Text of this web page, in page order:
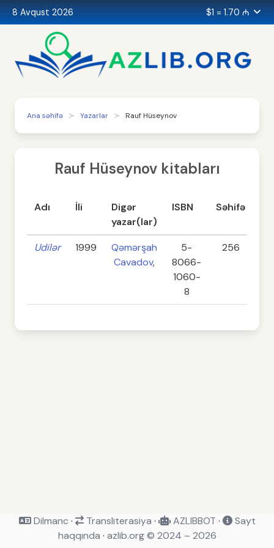
8 Avqust 2026 $1 = 1.70 ₼
Ana səhifə Yazarlar Rauf Hüseynov
Rauf Hüseynov kitabları
Adı İli
Digər
yazar(lar)
ISBN Səhifə
Udilər 1999
Qəmərşah
Cavadov,
5-
8066-
1060-
8
256
Dilmanc · Transliterasiya · AZLIBBOT ·
Sayt
haqqında · azlib.org © 2024 – 2026